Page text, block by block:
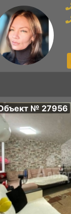
№ 27956